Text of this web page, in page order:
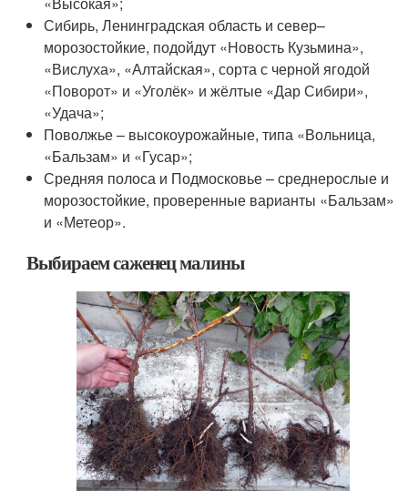
Сибирь, Ленинградская область и север–
морозостойкие, подойдут «Новость Кузьмина»,
«Вислуха», «Алтайская», сорта с черной ягодой
«Поворот» и «Уголёк» и жёлтые «Дар Сибири»,
«Удача»;
Поволжье – высокоурожайные, типа «Вольница,
«Бальзам» и «Гусар»;
Средняя полоса и Подмосковье – среднерослые и
морозостойкие, проверенные варианты «Бальзам»
и «Метеор».
Выбираем саженец малины